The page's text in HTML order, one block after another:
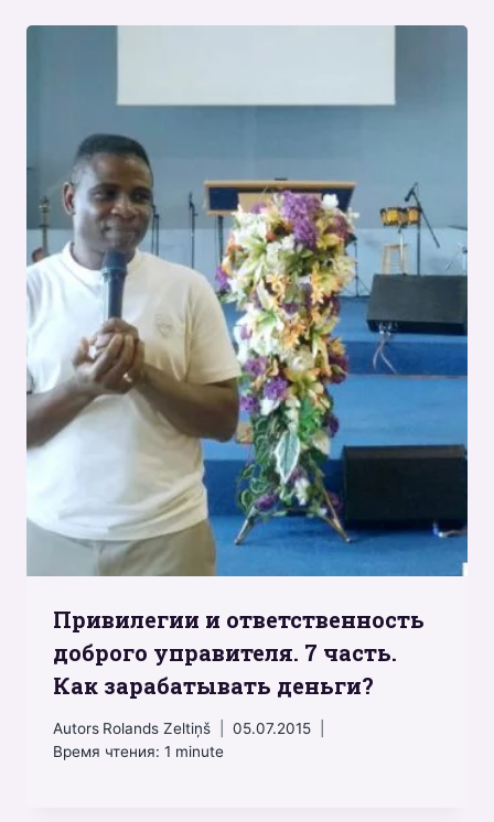
Привилегии и ответственность
доброго управителя. 7 часть.
Как зарабатывать деньги?
Autors Rolands Zeltiņš
05.07.2015
Время чтения: 1 minute